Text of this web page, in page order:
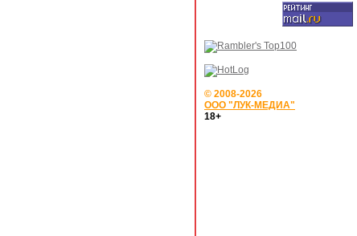
© 2008-2026
ООО "ЛУК-МЕДИА"
18+